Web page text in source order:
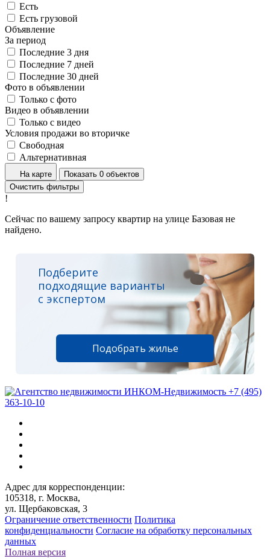
Есть
Есть грузовой
Объявление
За период
Последние 3 дня
Последние 7 дней
Последние 30 дней
Фото в объявлении
Только с фото
Видео в объявлении
Только с видео
Условия продажи во вторичке
Свободная
Альтернативная
На карте
Показать 0 объектов
Очистить фильтры
!
Сейчас по вашему запросу квартир на улице Базовая не
найдено.
Подберите
подходящие варианты
с экспертом
Подобрать жилье
+7 (495)
363-10-10
Адрес для корреспонденции:
105318, г. Москва,
ул. Щербаковская, 3
Ограничение ответственности Политика
конфиденциальности Согласие на обработку персональных
данных
Полная версия